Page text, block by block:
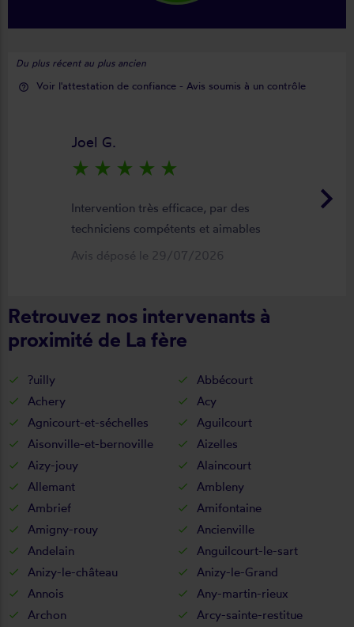
Du plus récent au plus ancien
help_outline Voir l'attestation de confiance - Avis soumis à un contrôle
keyboard_arrow_right
Joel G.
star_rate star_rate star_rate star_rate star_rate
Intervention très efficace, par des
techniciens compétents et aimables
Avis déposé le 29/07/2026
Retrouvez nos intervenants à
proximité de La fère
?uilly
Abbécourt
Achery
Acy
Agnicourt-et-séchelles
Aguilcourt
Aisonville-et-bernoville
Aizelles
Aizy-jouy
Alaincourt
Allemant
Ambleny
Ambrief
Amifontaine
Amigny-rouy
Ancienville
Andelain
Anguilcourt-le-sart
Anizy-le-château
Anizy-le-Grand
Annois
Any-martin-rieux
Archon
Arcy-sainte-restitue